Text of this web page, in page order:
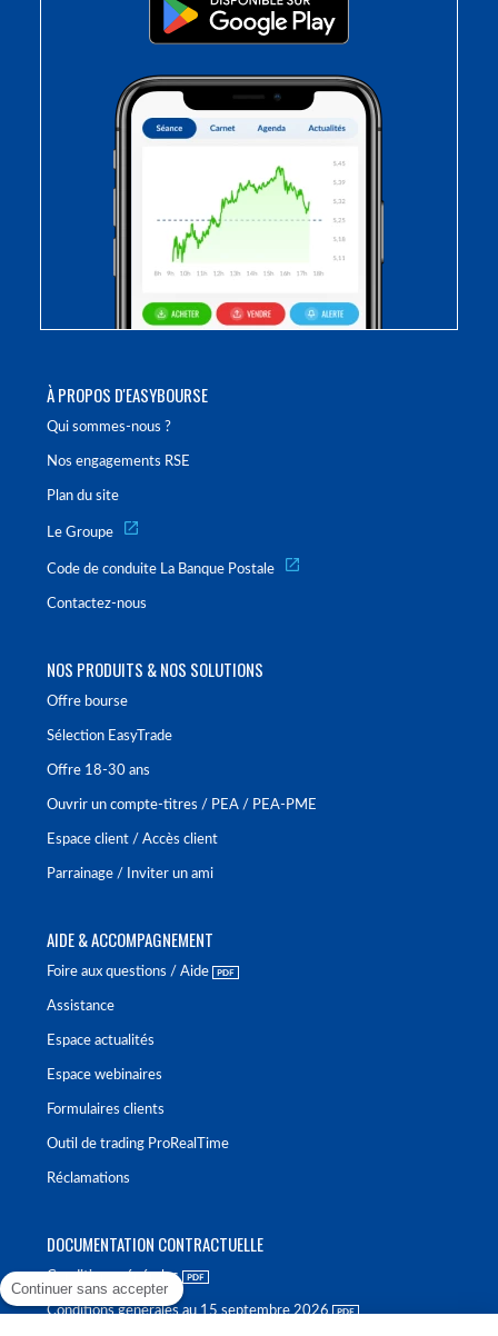
À PROPOS D'EASYBOURSE
Qui sommes-nous ?
Nos engagements RSE
Plan du site
Le Groupe
Code de conduite La Banque Postale
Contactez-nous
NOS PRODUITS & NOS SOLUTIONS
Offre bourse
Sélection EasyTrade
Offre 18-30 ans
Ouvrir un compte-titres / PEA / PEA-PME
Espace client / Accès client
Parrainage / Inviter un ami
AIDE & ACCOMPAGNEMENT
Foire aux questions / Aide
Assistance
Espace actualités
Espace webinaires
Formulaires clients
Outil de trading ProRealTime
Réclamations
DOCUMENTATION CONTRACTUELLE
Conditions générales
Conditions générales au 15 septembre 2026
Continuer sans accepter